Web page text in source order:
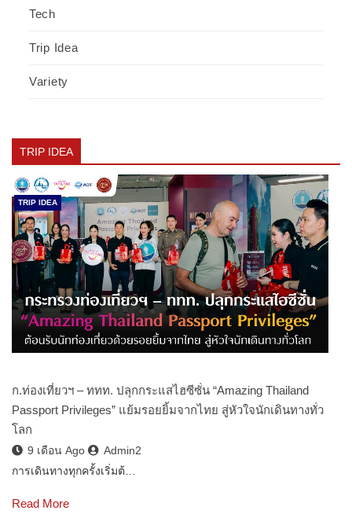
Tech
Trip Idea
Variety
TRIP IDEA
TRIP IDEA
ก.ท่องเที่ยวฯ – ททท. ปลุกกระแสไฮซีซั่น “Amazing Thailand
Passport Privileges” แย้มรอยยิ้มจากไทย สู่หัวใจนักเดินทางทั่ว
โลก
9 เดือน Ago
Admin2
การเดินทางทุกครั้งเริ่มต้…
Read More